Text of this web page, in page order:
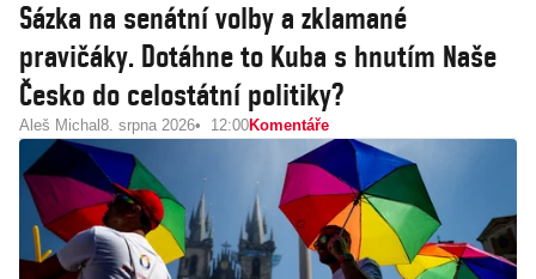
Sázka na senátní volby a zklamané
pravičáky. Dotáhne to Kuba s hnutím Naše
Česko do celostátní politiky?
Aleš Michal 8. srpna 2026 12:00Komentáře